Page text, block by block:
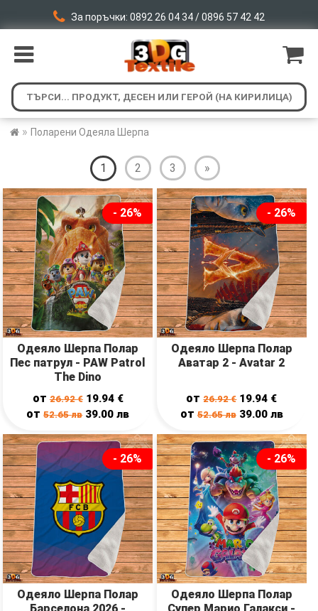
За поръчки: 0892 26 04 34 / 0896 57 42 42
» Поларени Одеяла Шерпа
1 2 3 »
- 26%
Одеяло Шерпа Полар
Пес патрул - PAW Patrol
The Dino
от26.92€ 19.94 €
от52.65лв 39.00лв
- 26%
Одеяло Шерпа Полар
Аватар 2 - Avatar 2
от26.92€ 19.94 €
от 52.65лв 39.00 лв
- 26%
Одеяло Шерпа Полар
- 26%
Одеяло Шерпа Полар